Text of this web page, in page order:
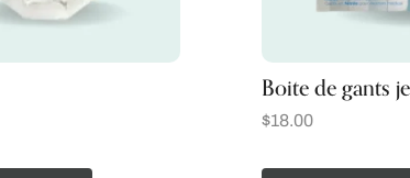
Boite de gants
$18.00